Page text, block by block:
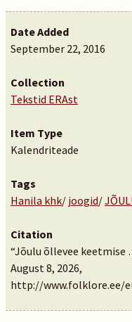
Date Added
September 22, 2016
Collection
Tekstid ERAst
Item Type
Kalendriteade
Tags
Hanila khk/ joogid/
Citation
“Jõulu õllevee keetmise
August 8, 2026,
http://www.folklore.ee/